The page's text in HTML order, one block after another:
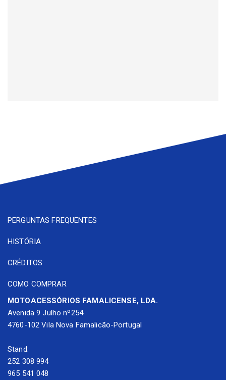
PERGUNTAS FREQUENTES
HISTÓRIA
CRÉDITOS
COMO COMPRAR
MOTOACESSÓRIOS FAMALICENSE, LDA.
Avenida 9 Julho nº254
4760-102 Vila Nova Famalicão-Portugal
Stand:
252 308 994
965 541 048